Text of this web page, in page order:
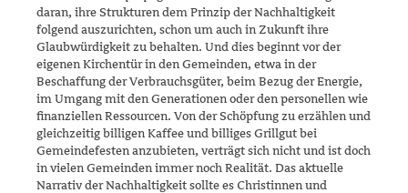
daran, ihre Strukturen dem Prinzip der Nachhaltig­keit
folgend auszurichten, schon um auch in Zukunft ihre
Glaubwürdig­keit zu behalten. Und dies beginnt vor der
eigenen Kirchentür in den Gemeinden, etwa in der
Beschaffung der Verbrauchsgüter, beim Bezug der Energie,
im Umgang mit den Generationen oder den personellen wie
finanziellen Ressourcen. Von der Schöpfung zu erzählen und
gleichzei­tig billigen Kaffee und billiges Grillgut bei
Gemeindefesten anzubieten, verträgt sich nicht und ist doch
in vielen Gemeinden immer noch Reali­tät. Das aktuelle
Narrativ der Nachhaltigkeit sollte es Christinnen und